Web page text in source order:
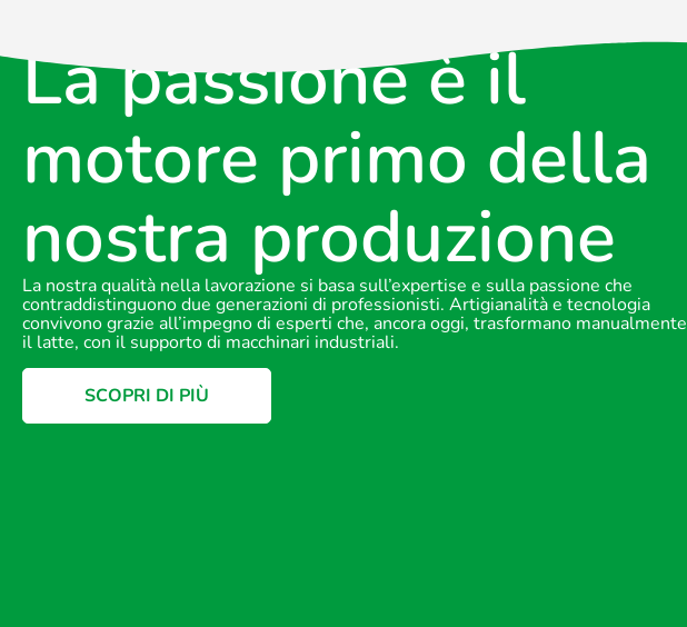
La passione è il
motore primo della
nostra produzione
La nostra qualità nella lavorazione si basa sull’expertise e sulla passione che
contraddistinguono due generazioni di professionisti. Artigianalità e tecnologia
convivono grazie all’impegno di esperti che, ancora oggi, trasformano manualmente
il latte, con il supporto di macchinari industriali.
SCOPRI DI PIÙ